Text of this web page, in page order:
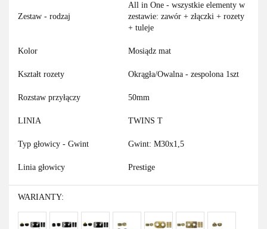
Zestaw - rodzaj
All in One - wszystkie elementy w
zestawie: zawór + złączki + rozety
+ tuleje
Kolor Mosiądz mat
Kształt rozety Okrągła/Owalna - zespolona 1szt
Rozstaw przyłączy 50mm
LINIA TWINS T
Typ głowicy - Gwint Gwint: M30x1,5
Linia głowicy Prestige
WARIANTY: